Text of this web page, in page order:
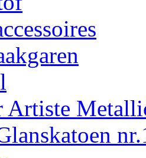
Artiste